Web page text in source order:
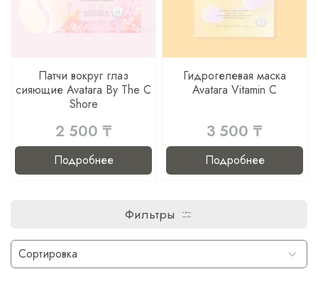
Патчи вокруг глаз
сияющие Avatara By The C
Shore
2 500 ₸
Подробнее
Гидрогелевая маска
Avatara Vitamin C
3 500 ₸
Подробнее
Фильтры